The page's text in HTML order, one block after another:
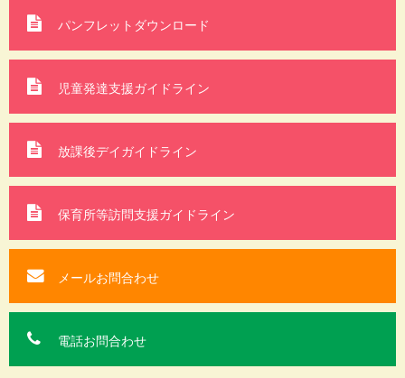
パンフレットダウンロード
児童発達支援ガイドライン
放課後デイガイドライン
保育所等訪問支援ガイドライン
メールお問合わせ
電話お問合わせ